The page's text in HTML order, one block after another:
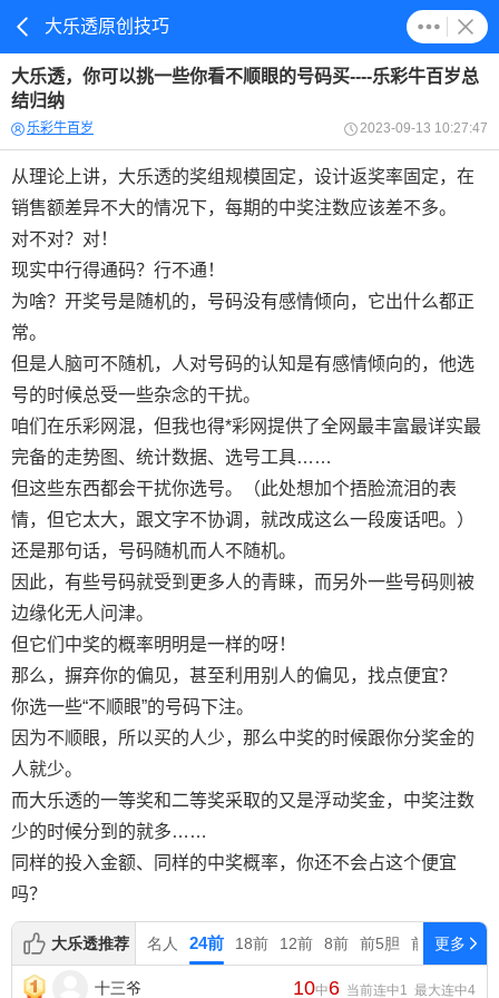
大乐透原创技巧
大乐透，你可以挑一些你看不顺眼的号码买----乐彩牛百岁总
结归纳
乐彩牛百岁 2023-09-13 10:27:47
从理论上讲，大乐透的奖组规模固定，设计返奖率固定，在
销售额差异不大的情况下，每期的中奖注数应该差不多。
对不对？对！
现实中行得通码？行不通！
为啥？开奖号是随机的，号码没有感情倾向，它出什么都正
常。
但是人脑可不随机，人对号码的认知是有感情倾向的，他选
号的时候总受一些杂念的干扰。
咱们在乐彩网混，但我也得*彩网提供了全网最丰富最详实最
完备的走势图、统计数据、选号工具……
但这些东西都会干扰你选号。（此处想加个捂脸流泪的表
情，但它太大，跟文字不协调，就改成这么一段废话吧。）
还是那句话，号码随机而人不随机。
因此，有些号码就受到更多人的青睐，而另外一些号码则被
边缘化无人问津。
但它们中奖的概率明明是一样的呀！
那么，摒弃你的偏见，甚至利用别人的偏见，找点便宜？
你选一些“不顺眼”的号码下注。
因为不顺眼，所以买的人少，那么中奖的时候跟你分奖金的
人就少。
而大乐透的一等奖和二等奖采取的又是浮动奖金，中奖注数
少的时候分到的就多……
同样的投入金额、同样的中奖概率，你还不会占这个便宜
吗？